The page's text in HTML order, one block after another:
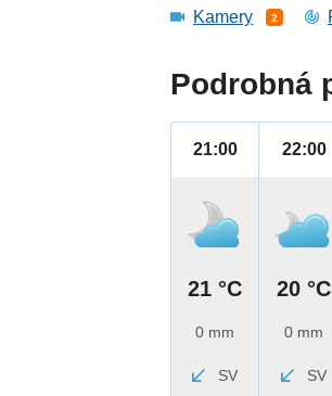
Kamery 2
Podrobná
21:00
21 °C
0 mm
SV
22:00
20 °C
0 mm
SV